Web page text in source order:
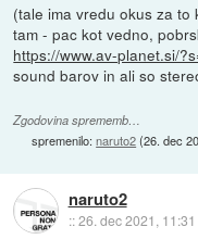
(tale ima vredu okus za
tam - pac kot vedno,
https://www.av-planet.si/
sound barov in ali so
Zgodovina sprememb…
spremenilo:naruto2(26. dec
naruto2
::26. dec 2021, 11:31